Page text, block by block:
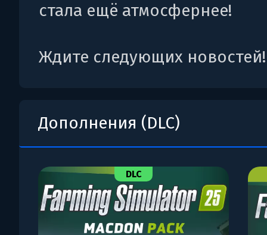
стала ещё атмосфернее!
Ждите следующих новостей!
Дополнения (DLC)
DLC